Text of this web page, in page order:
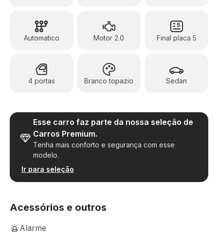
Automatico Motor 2.0 Final placa 5
4 portas Branco topazio Sedan
Esse carro faz parte da nossa seleção de
Carros Premium.
Tenha mais conforto e segurança com esse
modelo.
Ir para seleção
Acessórios e outros
Alarme